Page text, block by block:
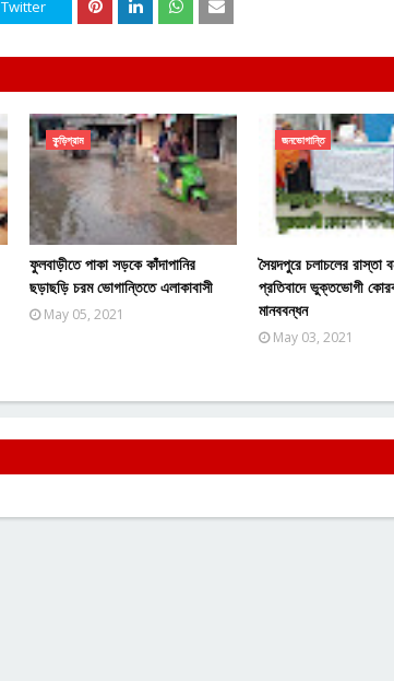
Twitter
কুৃড়িগ্রাম
ফুলবাড়ীতে পাকা সড়কে কাঁদাপানির
ছড়াছড়ি চরম ভোগান্তিতে এলাকাবাসী
May 05, 2021
জনভোগান্তি
সৈয়দপুরে চলাচলের রাস্তা
প্রতিবাদে ভুক্তভোগী
মানববন্ধন
May 03, 2021